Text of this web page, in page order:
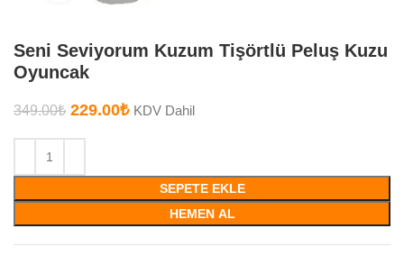
Seni Seviyorum Kuzum Tişörtlü Peluş Kuzu
Oyuncak
349.00₺ 229.00₺ KDV Dahil
SEPETE EKLE
HEMEN AL